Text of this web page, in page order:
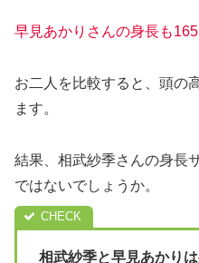
早見あかりさんの身長も165
お二人を比較すると、頭の
ます。
結果、相武紗季さんの身長
ではないでしょうか。
相武紗季と早見あかり